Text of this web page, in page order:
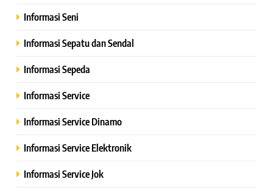
Informasi Seni
Informasi Sepatu dan Sendal
Informasi Sepeda
Informasi Service
Informasi Service Dinamo
Informasi Service Elektronik
Informasi Service Jok